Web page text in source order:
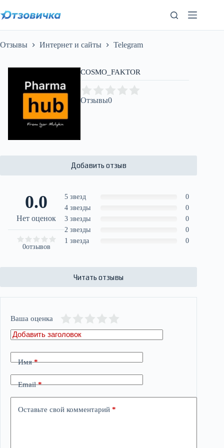
к
сути
Отзывы Интернет и сайты Telegram
COSMO_FAKTOR
Отзывы0
Добавить отзыв
0.0
Нет оценок
0отзывов
5 звезд
0
4 звезды
0
3 звезды
0
2 звезды
0
1 звезда
0
Читать отзывы
Ваша оценка
Имя*
Email*
Оставьте свой комментарий *